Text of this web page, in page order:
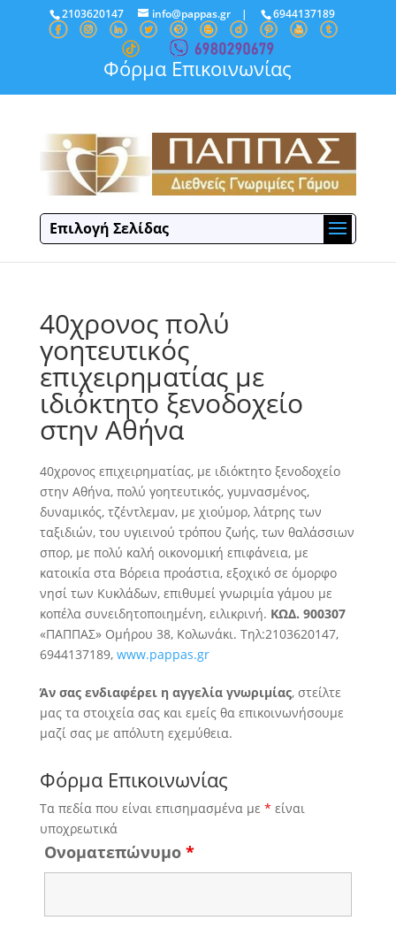
2103620147 info@pappas.gr| 6944137189
Φόρμα Επικοινωνίας
Επιλογή Σελίδας
40χρονος πολύ
γοητευτικός
επιχειρηματίας με
ιδιόκτητο ξενοδοχείο
στην Αθήνα
40χρονος επιχειρηματίας, με ιδιόκτητο ξενοδοχείο
στην Αθήνα, πολύ γοητευτικός, γυμνασμένος,
δυναμικός, τζέντλεμαν, με χιούμορ, λάτρης των
ταξιδιών, του υγιεινού τρόπου ζωής, των θαλάσσιων
σπορ, με πολύ καλή οικονομική επιφάνεια, με
κατοικία στα Βόρεια προάστια, εξοχικό σε όμορφο
νησί των Κυκλάδων, επιθυμεί γνωριμία γάμου με
κοπέλα συνειδητοποιημένη, ειλικρινή. ΚΩΔ. 900307
«ΠΑΠΠΑΣ» Ομήρου 38, Κολωνάκι. Τηλ:2103620147,
6944137189, www.pappas.gr
Άν σας ενδιαφέρει η αγγελία γνωριμίας, στείλτε
μας τα στοιχεία σας και εμείς θα επικοινωνήσουμε
μαζί σας με απόλυτη εχεμύθεια.
Φόρμα Επικοινωνίας
Τα πεδία που είναι επισημασμένα με * είναι
υποχρεωτικά
Ονοματεπώνυμο *